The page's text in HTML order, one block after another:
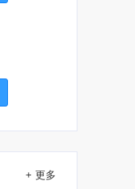
+ 更多